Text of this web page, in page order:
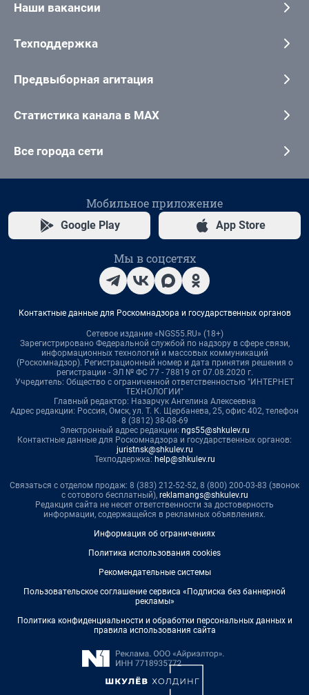
Наши вакансии
Техподдержка
Предвыборная агитация
Статистика канала в MAX
Все города сети
Мобильное приложение
Google Play App Store
Мы в соцсетях
Контактные данные для Роскомнадзора и государственных органов
Сетевое издание «NGS55.RU» (18+)
Зарегистрировано Федеральной службой по надзору в сфере связи,
информационных технологий и массовых коммуникаций
(Роскомнадзор). Регистрационный номер и дата принятия решения о
регистрации - ЭЛ № ФС 77 - 78819 от 07.08.2020 г.
Учредитель: Общество с ограниченной ответственностью "ИНТЕРНЕТ
ТЕХНОЛОГИИ"
Главный редактор: Назарчук Ангелина Алексеевна
Адрес редакции: Россия, Омск, ул. Т. К. Щербанева, 25, офис 402, телефон
8 (3812) 38-08-69
Электронный адрес редакции: ngs55@shkulev.ru
Контактные данные для Роскомнадзора и государственных органов:
juristnsk@shkulev.ru
Техподдержка: help@shkulev.ru
Связаться с отделом продаж: 8 (383) 212-52-52, 8 (800) 200-03-83 (звонок
с сотового бесплатный), reklamangs@shkulev.ru
Редакция сайта не несет ответственности за достоверность
информации, содержащейся в рекламных объявлениях.
Информация об ограничениях
Политика использования cookies
Рекомендательные системы
Пользовательское соглашение сервиса «Подписка без баннерной
рекламы»
Политика конфиденциальности и обработки персональных данных и
правила использования сайта